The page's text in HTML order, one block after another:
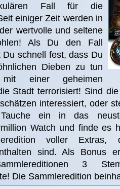
Fall für die
einiger Zeit werden in
wertvolle und seltene
Als Du den Fall
schnell fest, dass Du
Dieben zu tun
einer geheimen
Stadt terrorisiert! Sind
interessiert, oder
ein in das
Watch und finde es
voller
sind. Als Bonus
3
Die Sammleredition